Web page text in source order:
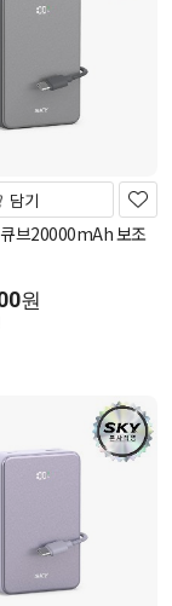
담기
브20000mAh 보조
원